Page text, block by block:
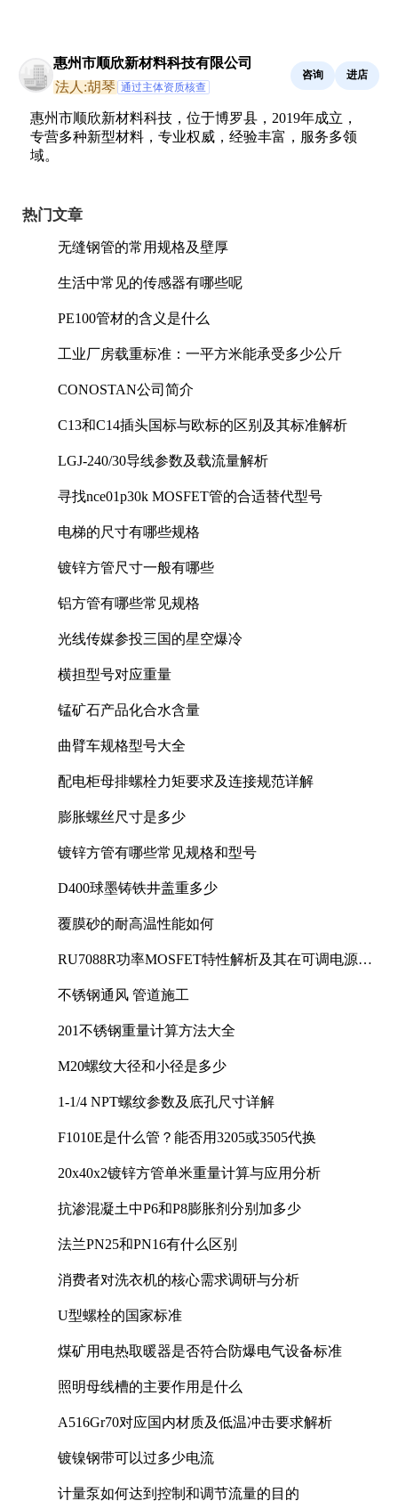
惠州市顺欣新材料科技有限公司
法人:胡琴 通过主体资质核查
咨询 进店
惠州市顺欣新材料科技，位于博罗县，2019年成立，
专营多种新型材料，专业权威，经验丰富，服务多领
域。
热门文章
无缝钢管的常用规格及壁厚
生活中常见的传感器有哪些呢
PE100管材的含义是什么
工业厂房载重标准：一平方米能承受多少公斤
CONOSTAN公司简介
C13和C14插头国标与欧标的区别及其标准解析
LGJ-240/30导线参数及载流量解析
寻找nce01p30k MOSFET管的合适替代型号
电梯的尺寸有哪些规格
镀锌方管尺寸一般有哪些
铝方管有哪些常见规格
光线传媒参投三国的星空爆冷
横担型号对应重量
锰矿石产品化合水含量
曲臂车规格型号大全
配电柜母排螺栓力矩要求及连接规范详解
膨胀螺丝尺寸是多少
镀锌方管有哪些常见规格和型号
D400球墨铸铁井盖重多少
覆膜砂的耐高温性能如何
RU7088R功率MOSFET特性解析及其在可调电源设
不锈钢通风 管道施工
201不锈钢重量计算方法大全
M20螺纹大径和小径是多少
1-1/4 NPT螺纹参数及底孔尺寸详解
F1010E是什么管？能否用3205或3505代换
20x40x2镀锌方管单米重量计算与应用分析
抗渗混凝土中P6和P8膨胀剂分别加多少
法兰PN25和PN16有什么区别
消费者对洗衣机的核心需求调研与分析
U型螺栓的国家标准
煤矿用电热取暖器是否符合防爆电气设备标准
照明母线槽的主要作用是什么
A516Gr70对应国内材质及低温冲击要求解析
镀镍钢带可以过多少电流
计量泵如何达到控制和调节流量的目的